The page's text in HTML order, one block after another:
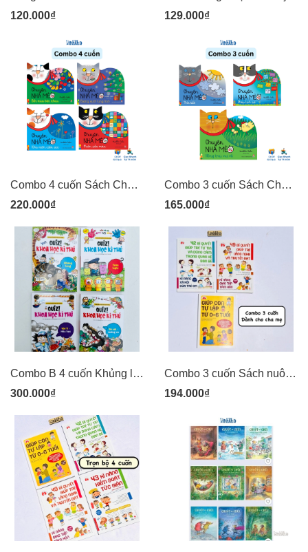
120.000₫
129.000₫
Combo 4 cuốn Sách Chuyện nhà mèo - Bốn mùa bên nhau, Muôn sắc màu, Giáng sinh lung linh, Khu vườn cảm xúc - trang cứng khó rách, ít chữ cho bé nhỏ - NXB Kim Đồng
220.000₫
Combo 3 cuốn Sách Chuyện nhà mèo - Nông trại vui vẻ, Thời tiết, Phép lịch sự - trang cứng khó rách, ít chữ cho bé nhỏ - NXB Kim Đồng
165.000₫
Combo B 4 cuốn Khủng long, Toán logic, Vật lí - Hóa học, Bò sát - Lưỡng cư - Quiz! Khoa học kì thú - Kim Đồng
300.000₫
Combo 3 cuốn Sách nuôi dạy con theo kinh nghiệm từ nước Nhật - Giúp con tự lập, bí quyết giúp trẻ tự tin, lắng nghe và truyền đạt - Kim Đồng
194.000₫